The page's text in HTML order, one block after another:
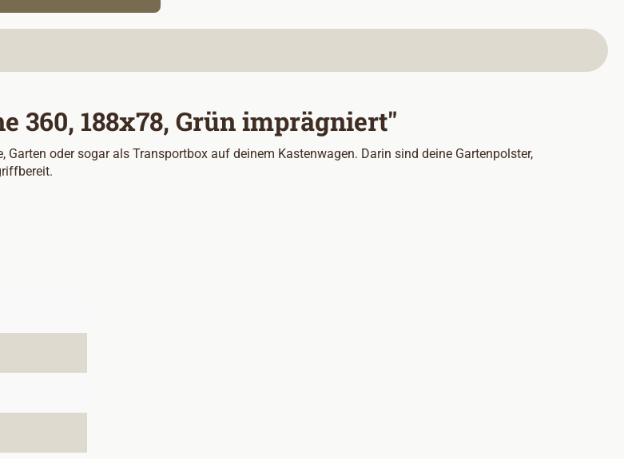
360, 188x78, Grün imprägniert"
oder sogar als Transportbox auf deinem Kastenwagen. Darin sind deine Gartenpolster,